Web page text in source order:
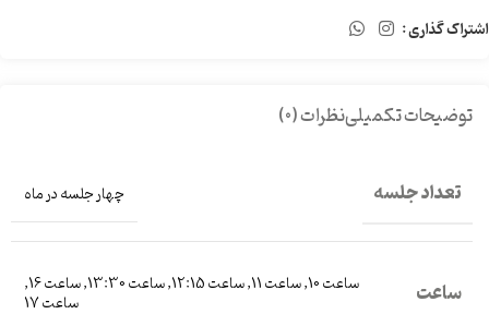
اشتراک گذاری :
توضیحات تکمیلینظرات (0)
تعداد جلسه چهار جلسه در ماه
ساعت ساعت 10 ,ساعت 11 ,ساعت 12:15 ,ساعت 13:30 ,ساعت 16 ,
ساعت 17